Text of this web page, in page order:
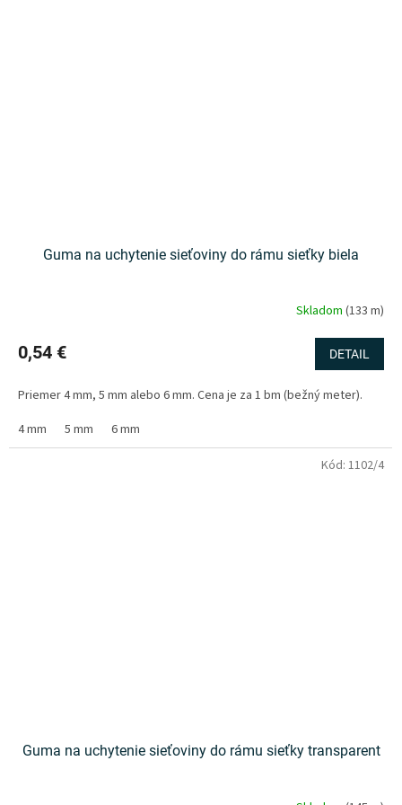
Guma na uchytenie sieťoviny do rámu sieťky biela
Skladom (133 m)
0,54 € DETAIL
Priemer 4 mm, 5 mm alebo 6 mm. Cena je za 1 bm (bežný meter).
4 mm
5 mm 6 mm
Guma na uchytenie sieťoviny do rámu sieťky transparent
Kód: 1102/4